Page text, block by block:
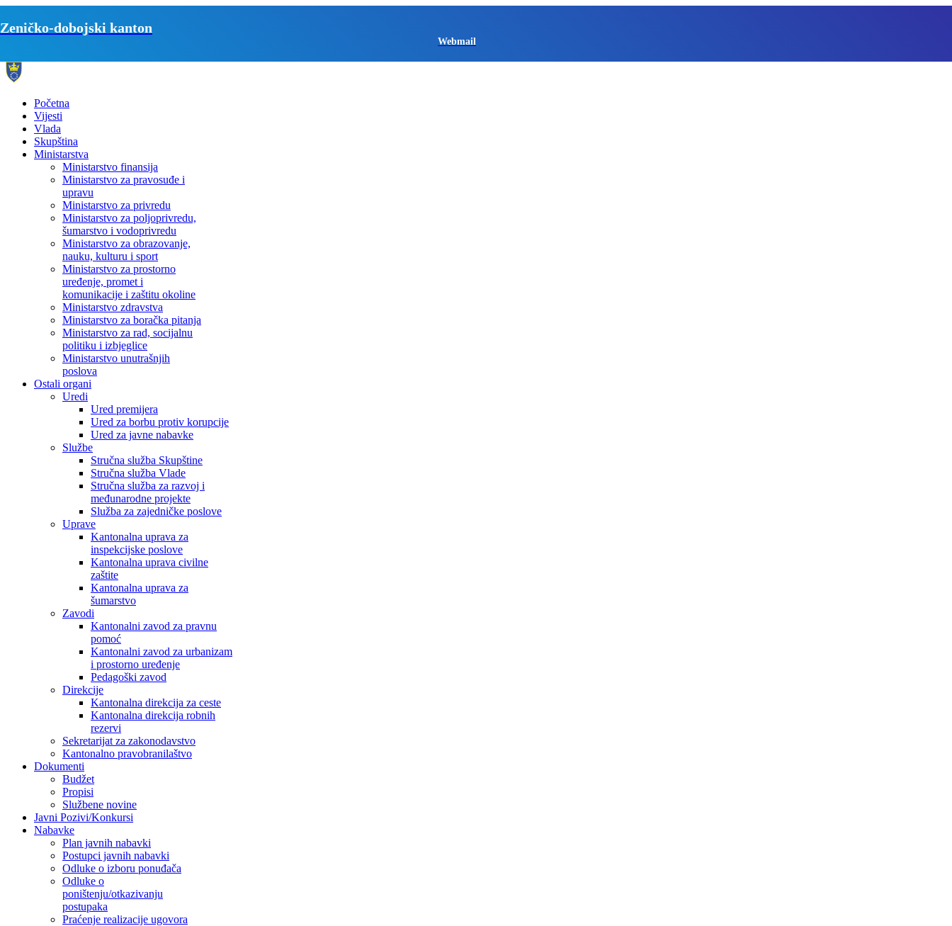
Zeničko-dobojski kanton
Webmail
Početna
Vijesti
Vlada
Skupština
Ministarstva
Ministarstvo finansija
Ministarstvo za pravosuđe i
upravu
Ministarstvo za privredu
Ministarstvo za poljoprivredu,
šumarstvo i vodoprivredu
Ministarstvo za obrazovanje,
nauku, kulturu i sport
Ministarstvo za prostorno
uređenje, promet i
komunikacije i zaštitu okoline
Ministarstvo zdravstva
Ministarstvo za boračka pitanja
Ministarstvo za rad, socijalnu
politiku i izbjeglice
Ministarstvo unutrašnjih
poslova
Ostali organi
Uredi
Ured premijera
Ured za borbu protiv korupcije
Ured za javne nabavke
Službe
Stručna služba Skupštine
Stručna služba Vlade
Stručna služba za razvoj i
međunarodne projekte
Služba za zajedničke poslove
Uprave
Kantonalna uprava za
inspekcijske poslove
Kantonalna uprava civilne
zaštite
Kantonalna uprava za
šumarstvo
Zavodi
Kantonalni zavod za pravnu
pomoć
Kantonalni zavod za urbanizam
i prostorno uređenje
Pedagoški zavod
Direkcije
Kantonalna direkcija za ceste
Kantonalna direkcija robnih
rezervi
Sekretarijat za zakonodavstvo
Kantonalno pravobranilaštvo
Dokumenti
Budžet
Propisi
Službene novine
Javni Pozivi/Konkursi
Nabavke
Plan javnih nabavki
Postupci javnih nabavki
Odluke o izboru ponuđača
Odluke o
poništenju/otkazivanju
postupaka
Praćenje realizacije ugovora